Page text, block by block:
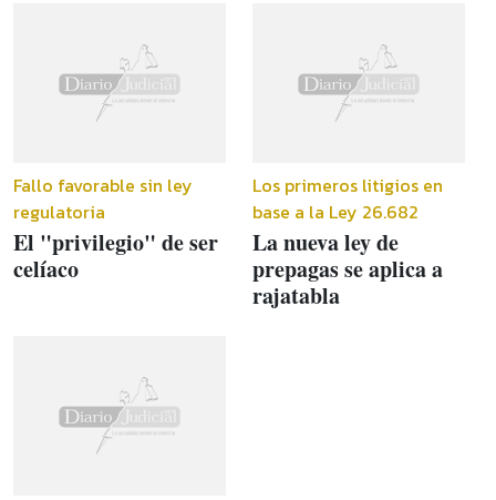
Fallo favorable sin ley
regulatoria
El "privilegio" de ser
celíaco
Los primeros litigios en
base a la Ley 26.682
La nueva ley de
prepagas se aplica a
rajatabla